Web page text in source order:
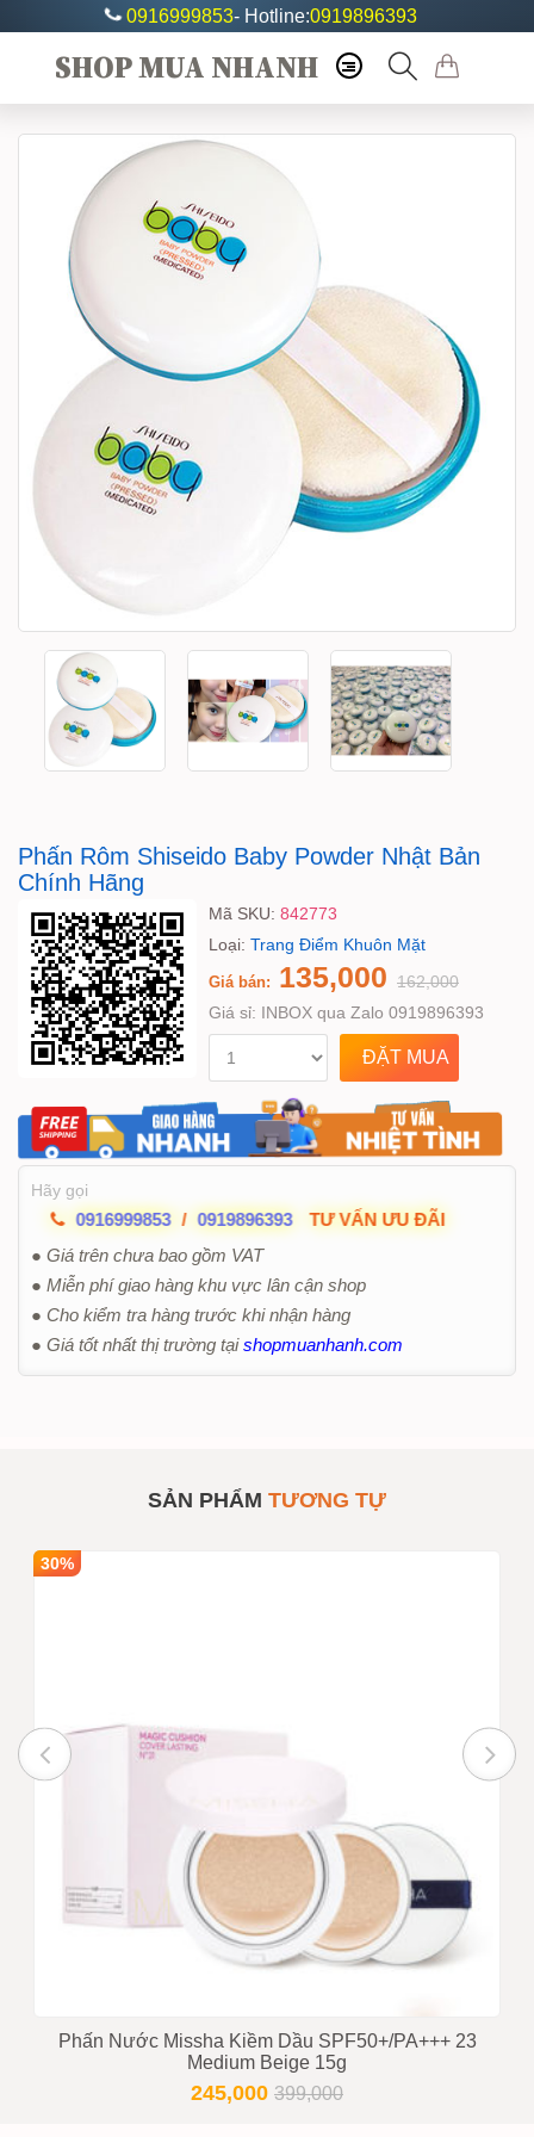
0916999853- Hotline:0919896393
SHOP MUA NHANH
Phấn Rôm Shiseido Baby Powder Nhật Bản
Chính Hãng
Mã SKU: 842773
Loại: Trang Điểm Khuôn Mặt
Giá bán: 135,000 162,000
Giá sỉ: INBOX qua Zalo 0919896393
Hãy gọi
0916999853 / 0919896393
TƯ VẤN ƯU ĐÃI
● Giá trên chưa bao gồm VAT
● Miễn phí giao hàng khu vực lân cận shop
● Cho kiểm tra hàng trước khi nhận hàng
● Giá tốt nhất thị trường tạishopmuanhanh.com
SẢN PHẨM TƯƠNG TỰ
30%
Phấn Nước Missha Kiềm Dầu SPF50+/PA+++ 23
Medium Beige 15g
245,000 399,000